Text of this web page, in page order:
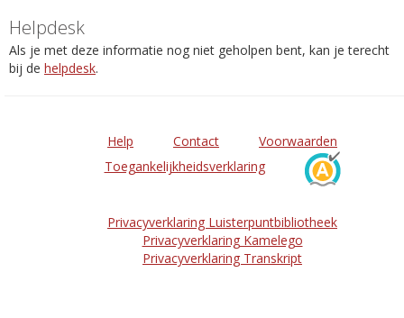
Helpdesk
Als je met deze informatie nog niet geholpen bent, kan je terecht
bij de helpdesk.
Help Contact
Voorwaarden
Toegankelijkheidsverklaring
Privacyverklaring Luisterpuntbibliotheek
Privacyverklaring Kamelego
Privacyverklaring Transkript